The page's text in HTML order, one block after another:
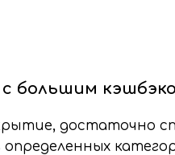
большим
достаточно